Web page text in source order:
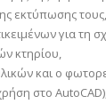
εκτύπωσης τους,
για τη
κτηρίου,
και ο
στο